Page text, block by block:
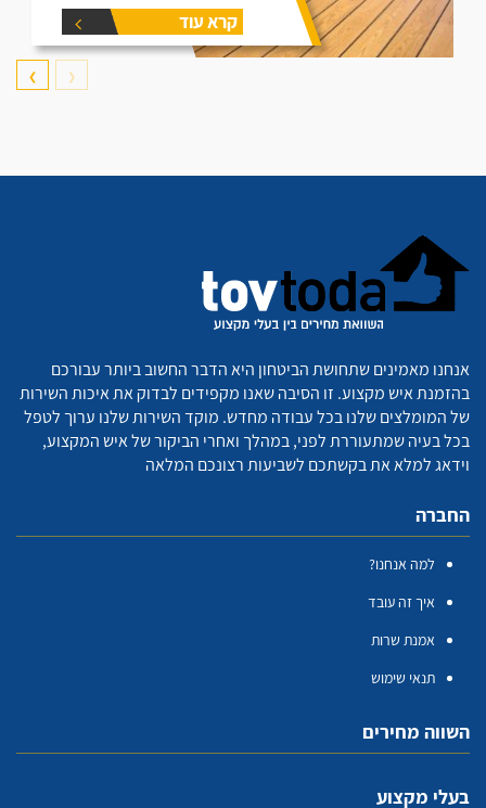
קרא עוד
❮
❯
אנחנו מאמינים שתחושת הביטחון היא הדבר החשוב ביותר עבורכם
בהזמנת איש מקצוע. זו הסיבה שאנו מקפידים לבדוק את איכות השירות
של המומלצים שלנו בכל עבודה מחדש. מוקד השירות שלנו ערוך לטפל
בכל בעיה שמתעוררת לפני, במהלך ואחרי הביקור של איש המקצוע,
וידאג למלא את בקשתכם לשביעות רצונכם המלאה
החברה
למה אנחנו?
איך זה עובד
אמנת שרות
תנאי שימוש
השווה מחירים
בעלי מקצוע